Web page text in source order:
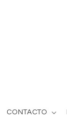
CONTACTO